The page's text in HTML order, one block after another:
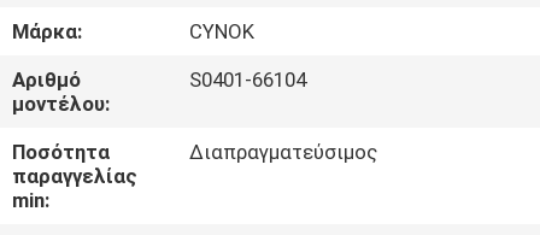
ΓΎΡΟΣ
ΕΡΓΟΣΤΑΣΊΩΝ
ΠΟΙΟΤΙΚΌΣ
ΈΛΕΓΧΟΣ
Μάρκα:
CYNOK
Αριθμό
μοντέλου:
S0401-66104
Ποσότητα
παραγγελίας
min:
Διαπραγματεύσιμος